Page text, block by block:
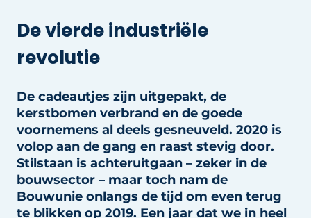
Evenement aanmelden
Jaarboek
Nieuwsbrief
Privacy / Cookie statement
Vacature aanmelden
Vacatures
Akoestiek
De vierde industriële
revolutie
De cadeautjes zijn uitgepakt, de
kerstbomen verbrand en de goede
voornemens al deels gesneuveld. 2020 is
volop aan de gang en raast stevig door.
Stilstaan is achteruitgaan – zeker in de
bouwsector – maar toch nam de
Bouwunie onlangs de tijd om even terug
te blikken op 2019. Een jaar dat we in heel